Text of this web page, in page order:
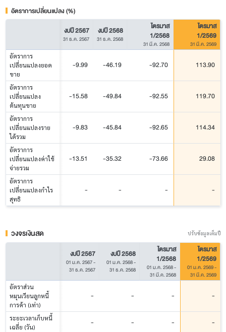
อัตราการเปลี่ยนแปลง (%)
งบปี 2567
31 ธ.ค. 2567
งบปี 2568
31 ธ.ค. 2568
ไตรมาส
1/2568
31 มี.ค. 2568
ไตรมาส
1/2569
31 มี.ค. 2569
อัตราการ
เปลี่ยนแปลงยอด
ขาย
-9.99 -46.19 -92.70 113.90
อัตราการ
เปลี่ยนแปลง
ต้นทุนขาย
-15.58 -49.84 -92.55 119.70
อัตราการ
เปลี่ยนแปลงราย
ได้รวม
-9.83 -45.84 -92.65 114.34
อัตราการ
เปลี่ยนแปลงค่าใช้
จ่ายรวม
-13.51 -35.32 -73.66 29.08
อัตราการ
เปลี่ยนแปลงกำไร
สุทธิ
- - - -
วงจรเงินสด ปรับข้อมูลเต็มปี
งบปี 2567
01 ม.ค. 2567-
31 ธ.ค. 2567
งบปี 2568
01 ม.ค. 2568-
31 ธ.ค. 2568
ไตรมาส
1/2568
01 ม.ค. 2568-
31 มี.ค. 2568
ไตรมาส
1/2569
01 ม.ค. 2569-
31 มี.ค. 2569
อัตราส่วน
หมุนเวียนลูกหนี้
การค้า (เท่า)
- - - -
ระยะเวลาเก็บหนี้
เฉลี่ย (วัน)
- - - -